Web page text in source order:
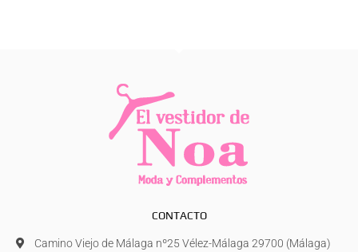
CONTACTO
Camino Viejo de Málaga nº25 Vélez-Málaga 29700 (Málaga)